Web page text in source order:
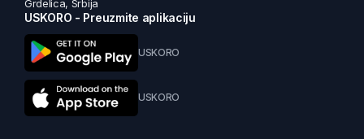
Grdelica, Srbija
USKORO - Preuzmite aplikaciju
USKORO
USKORO